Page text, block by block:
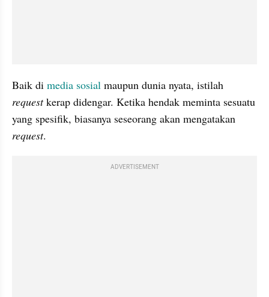
Baik di media sosial
request kerap didengar. Ketika hendak meminta sesuatu
request.
ADVERTISEMENT